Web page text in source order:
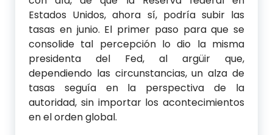
Estados Unidos, ahora sí, podría subir las
tasas en junio. El primer paso para que se
consolide tal percepción lo dio la misma
presidenta del Fed, al argüir que,
dependiendo las circunstancias, un alza de
tasas seguía en la perspectiva de la
autoridad, sin importar los acontecimientos
en el orden global.